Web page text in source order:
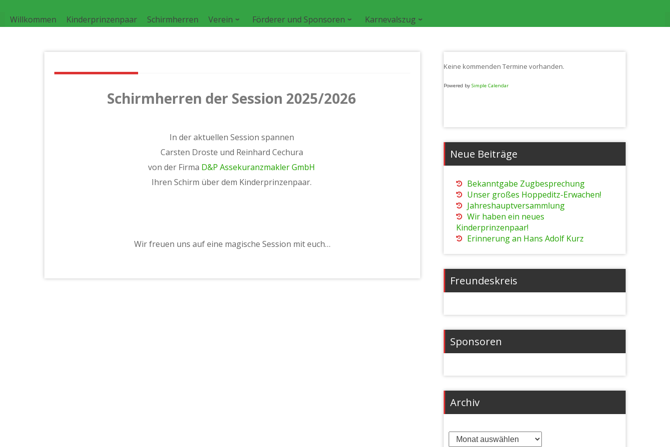
content
Willkommen Kinderprinzenpaar Schirmherren Verein Förderer und Sponsoren Karnevalszug
Schirmherren der Session 2025/2026
In der aktuellen Session spannen
Carsten Droste und Reinhard Cechura
von der Firma D&P Assekuranzmakler GmbH
Ihren Schirm über dem Kinderprinzenpaar.
Wir freuen uns auf eine magische Session mit euch…
Keine kommenden Termine vorhanden.
Powered by Simple Calendar
Neue Beiträge
Bekanntgabe Zugbesprechung
Unser großes Hoppeditz-Erwachen!
Jahreshauptversammlung
Wir haben ein neues
Kinderprinzenpaar!
Erinnerung an Hans Adolf Kurz
Freundeskreis
Sponsoren
Archiv